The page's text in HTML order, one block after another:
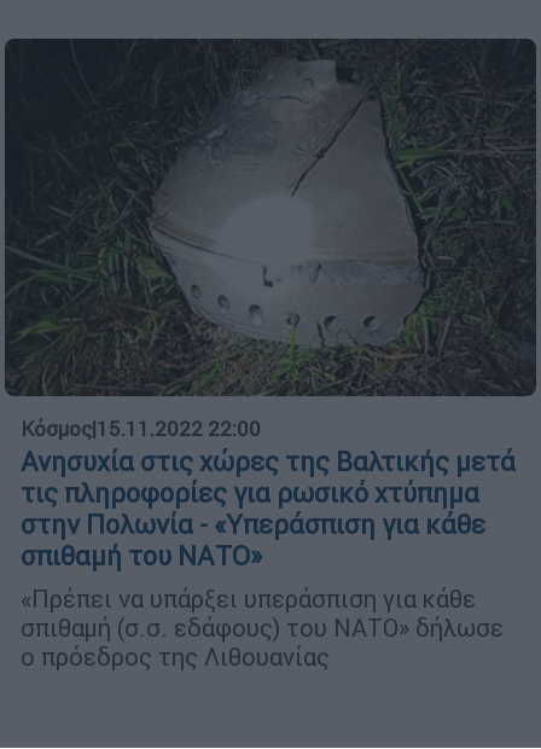
Κόσμος|15.11.2022 22:00
Ανησυχία στις χώρες της Βαλτικής μετά
τις πληροφορίες για ρωσικό χτύπημα
στην Πολωνία - «Υπεράσπιση για κάθε
σπιθαμή του ΝΑΤΟ»
«Πρέπει να υπάρξει υπεράσπιση για κάθε
σπιθαμή (σ.σ. εδάφους) του ΝΑΤΟ» δήλωσε
ο πρόεδρος της Λιθουανίας